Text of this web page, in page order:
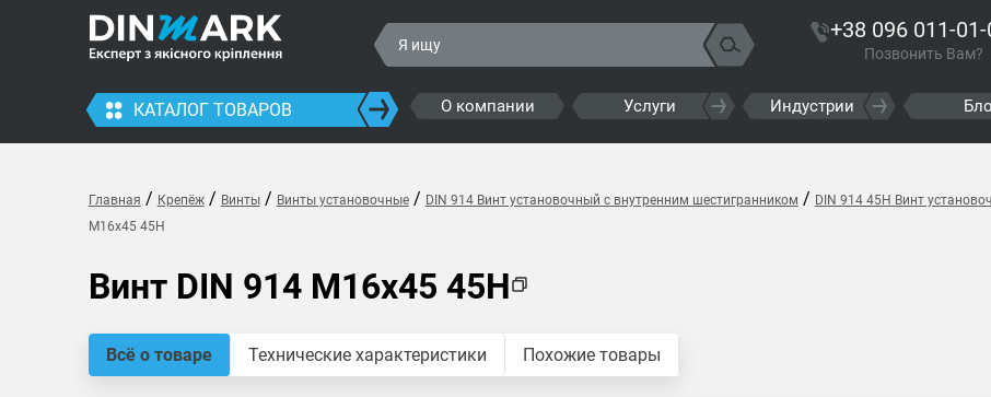
+38 096 011-01-
Позвонить Вам?
КАТАЛОГ ТОВАРОВ О компании Услуги Индустрии
Главная / Крепёж/ Винты/ Винты установочные/ DIN 914 Винт установочный с внутренним шестигранником / DIN 914 45H Винт
M16x45 45H
Винт DIN 914 M16x45 45H
Всё о товаре Технические характеристики Похожие товары